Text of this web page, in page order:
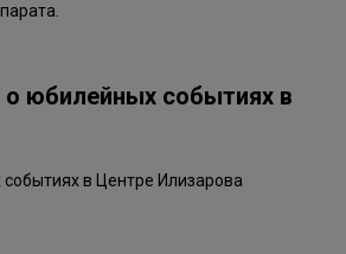
юбилейных событиях в
в Центре Илизарова